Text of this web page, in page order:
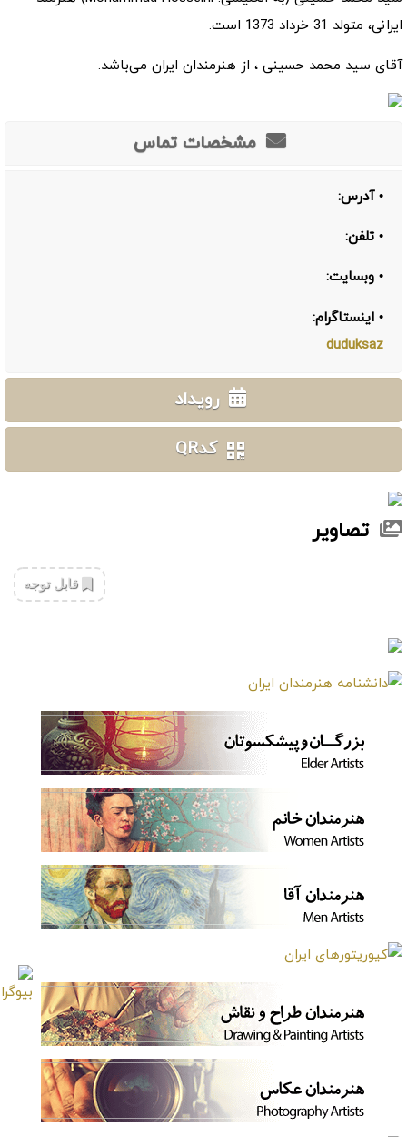
ایرانی، متولد 31 خرداد 1373 است.
آقای سید محمد حسینی ، از هنرمندان ایران می‌باشد.
مشخصات تماس
• آدرس:
• تلفن:
• وبسایت:
• اینستاگرام:
duduksaz
رویداد
کدQR
تصاویر
‌قابل توجه